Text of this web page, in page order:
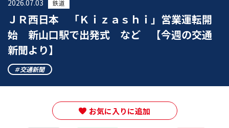
2026.07.03 鉄道
ＪＲ西日本 「Ｋｉｚａｓｈｉ」営業運転開
始 新山口駅で出発式 など 【今週の交通
新聞より】
交通新聞
お気に入りに追加